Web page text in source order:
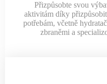
Přizpůsobte svou
aktivitám díky
potřebám, včetně
zbraněmi a